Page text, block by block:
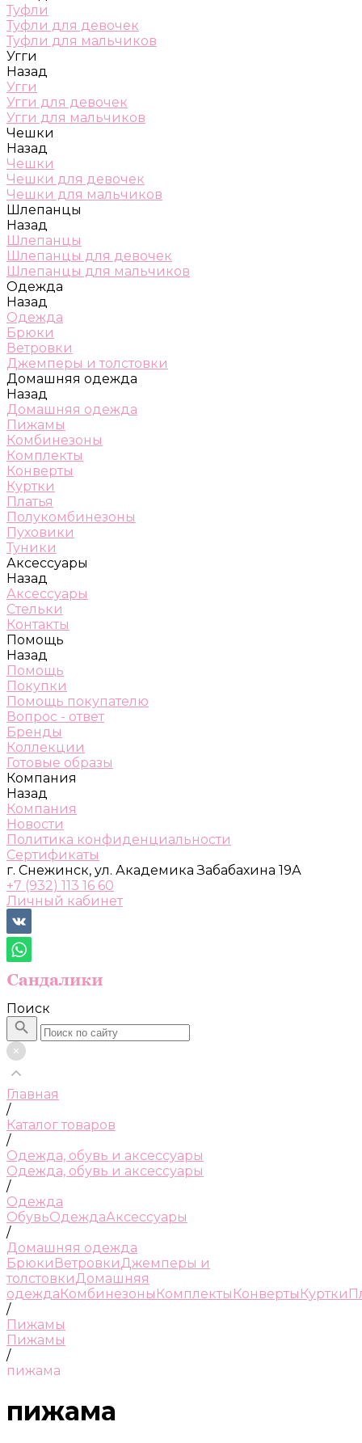
Туфли
Туфли для девочек
Туфли для мальчиков
Угги
Назад
Угги
Угги для девочек
Угги для мальчиков
Чешки
Назад
Чешки
Чешки для девочек
Чешки для мальчиков
Шлепанцы
Назад
Шлепанцы
Шлепанцы для девочек
Шлепанцы для мальчиков
Одежда
Назад
Одежда
Брюки
Ветровки
Джемперы и толстовки
Домашняя одежда
Назад
Домашняя одежда
Пижамы
Комбинезоны
Комплекты
Конверты
Куртки
Платья
Полукомбинезоны
Пуховики
Туники
Аксессуары
Назад
Аксессуары
Стельки
Контакты
Помощь
Назад
Помощь
Покупки
Помощь покупателю
Вопрос - ответ
Бренды
Коллекции
Готовые образы
Компания
Назад
Компания
Новости
Политика конфиденциальности
Сертификаты
г. Снежинск, ул. Академика Забабахина 19А
+7 (932) 113 16 60
Личный кабинет
Поиск
Главная
/
Каталог товаров
/
Одежда, обувь и аксессуары
Одежда, обувь и аксессуары
/
Одежда
ОбувьОдеждаАксессуары
/
Домашняя одежда
Брюки ВетровкиДжемперы и
толстовкиДомашняя
одеждаКомбинезоны Комплекты Конверты Куртки
/
Пижамы
Пижамы
/
пижама
пижама